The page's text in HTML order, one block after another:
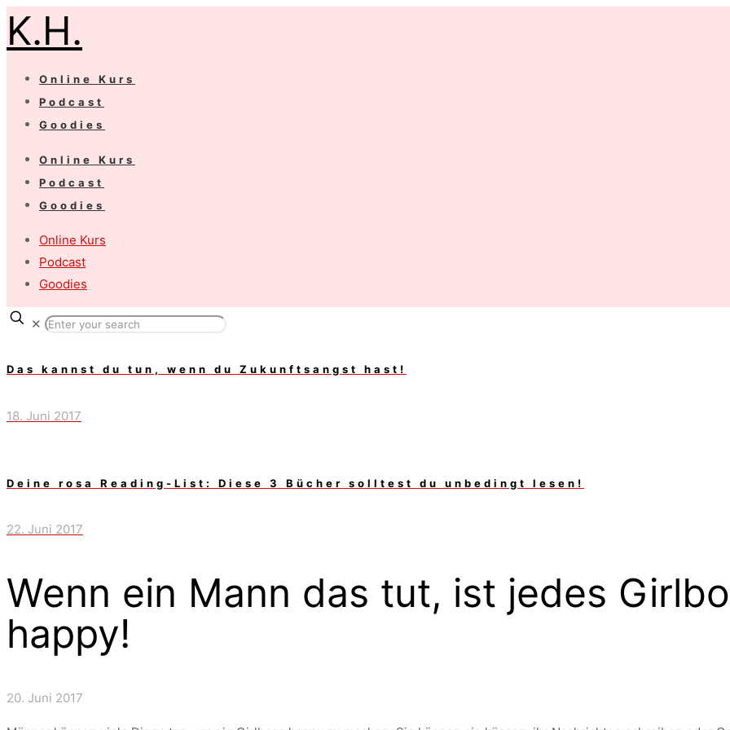
K.H.
Online Kurs
Podcast
Goodies
Online Kurs
Podcast
Goodies
Online Kurs
Podcast
Goodies
✕
Das kannst du tun, wenn du Zukunftsangst hast!
18. Juni 2017
Deine rosa Reading-List: Diese 3 Bücher solltest du unbedingt lesen!
22. Juni 2017
Wenn ein Mann das tut, ist jedes
happy!
20. Juni 2017